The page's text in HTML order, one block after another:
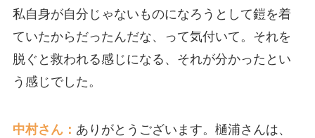
私自身が自分じゃないものになろうとして鎧を着
ていたからだったんだな、って気付いて。それを
脱ぐと救われる感じになる、それが分かったとい
う感じでした。
中村さん： ありがとうございます。樋浦さんは、